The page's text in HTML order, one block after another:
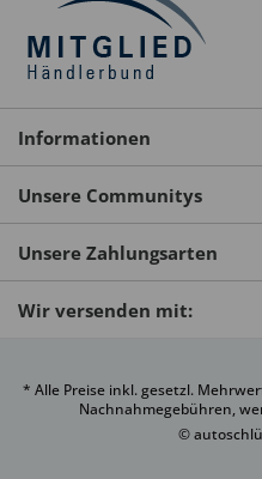
Informationen
Unsere Communitys
Unsere Zahlungsarten
Wir versenden mit:
* Alle Preise inkl. gesetzl.
Nachnahmegebühren,
©